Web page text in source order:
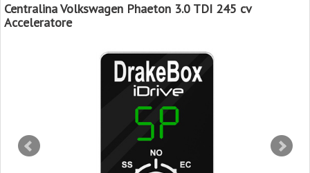
Centralina Volkswagen Phaeton 3.0 TDI 245 cv
Acceleratore